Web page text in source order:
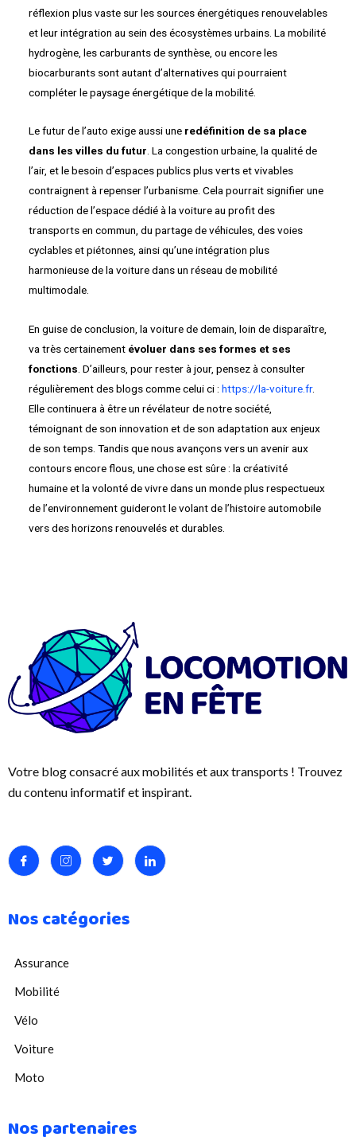
réflexion plus vaste sur les sources énergétiques renouvelables
et leur intégration au sein des écosystèmes urbains. La mobilité
hydrogène, les carburants de synthèse, ou encore les
biocarburants sont autant d’alternatives qui pourraient
compléter le paysage énergétique de la mobilité.
Le futur de l’auto exige aussi une redéfinition de sa place
dans les villes du futur. La congestion urbaine, la qualité de
l’air, et le besoin d’espaces publics plus verts et vivables
contraignent à repenser l’urbanisme. Cela pourrait signifier une
réduction de l’espace dédié à la voiture au profit des
transports en commun, du partage de véhicules, des voies
cyclables et piétonnes, ainsi qu’une intégration plus
harmonieuse de la voiture dans un réseau de mobilité
multimodale.
En guise de conclusion, la voiture de demain, loin de disparaître,
va très certainement évoluer dans ses formes et ses
fonctions. D’ailleurs, pour rester à jour, pensez à consulter
régulièrement des blogs comme celui ci : https://la-voiture.fr.
Elle continuera à être un révélateur de notre société,
témoignant de son innovation et de son adaptation aux enjeux
de son temps. Tandis que nous avançons vers un avenir aux
contours encore flous, une chose est sûre : la créativité
humaine et la volonté de vivre dans un monde plus respectueux
de l’environnement guideront le volant de l’histoire automobile
vers des horizons renouvelés et durables.
Votre blog consacré aux mobilités et aux transports ! Trouvez
du contenu informatif et inspirant.
Nos catégories
Assurance
Mobilité
Vélo
Voiture
Moto
Nos partenaires